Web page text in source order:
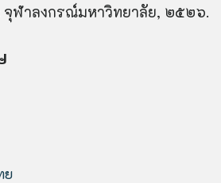
จุฬาลงกรณ์มหาวิทยาลัย, ๒๕๒๖.
ย